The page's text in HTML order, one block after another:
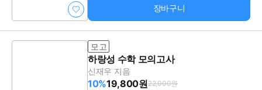
장바구니
모고
하랑성 수학 모의고사
신재우 지음
10%19,800원22,000원